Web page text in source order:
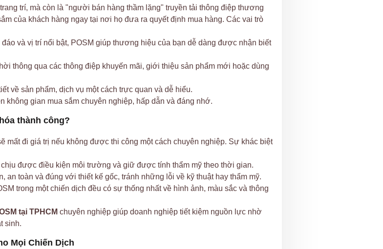
trí, mà còn là "người bán hàng thầm lặng" truyền tải thông điệp thương
của khách hàng ngay tại nơi họ đưa ra quyết định mua hàng. Các vai trò
và vị trí nổi bật, POSM giúp thương hiệu của bạn dễ dàng được nhận biết
thông qua các thông điệp khuyến mãi, giới thiệu sản phẩm mới hoặc dùng
về sản phẩm, dịch vụ một cách trực quan và dễ hiểu.
không gian mua sắm chuyên nghiệp, hấp dẫn và đáng nhớ.
thành công?
mất đi giá trị nếu không được thi công một cách chuyên nghiệp. Sự khác biệt
được điều kiện môi trường và giữ được tính thẩm mỹ theo thời gian.
an toàn và đúng với thiết kế gốc, tránh những lỗi về kỹ thuật hay thẩm mỹ.
trong một chiến dịch đều có sự thống nhất về hình ảnh, màu sắc và thông
tại TPHCM chuyên nghiệp giúp doanh nghiệp tiết kiệm nguồn lực nhờ
sinh.
Mọi Chiến Dịch